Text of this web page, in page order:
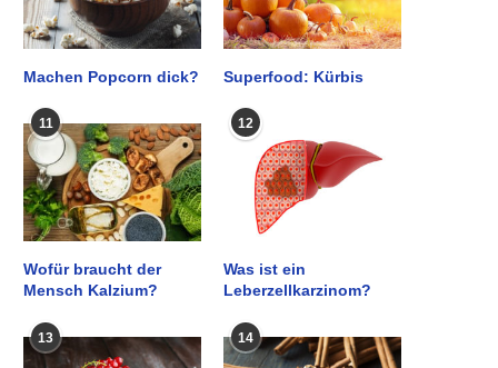
Machen Popcorn dick? Superfood: Kürbis
11
Wofür braucht der
Mensch Kalzium?
12
Was ist ein
Leberzellkarzinom?
13 14